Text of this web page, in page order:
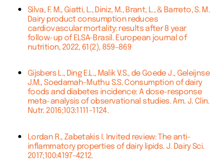
Silva, F. M., Giatti, L., Diniz, M., Brant, L., & Barreto, S. M.
Dairy product consumption reduces
cardiovascular mortality: results after 8 year
follow-up of ELSA-Brasil. European journal of
nutrition, 2022, 61(2), 859–869
Gijsbers L., Ding E.L., Malik V.S., de Goede J., Geleijnse
J.M., Soedamah-Muthu S.S. Consumption of dairy
foods and diabetes incidence: A dose-response
meta-analysis of observational studies. Am. J. Clin.
Nutr. 2016;103:1111–1124.
Lordan R., Zabetakis I. Invited review: The anti-
inflammatory properties of dairy lipids. J. Dairy Sci.
2017;100:4197–4212.